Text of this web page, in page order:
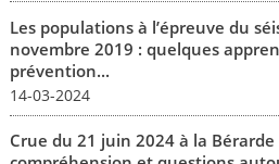
Les populations à l’épreuve du
novembre 2019 : quelques
prévention...
14-03-2024
Crue du 21 juin 2024 à la